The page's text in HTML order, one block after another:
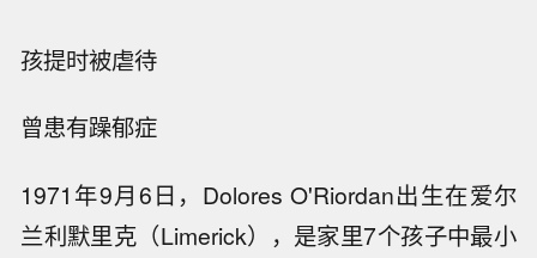
孩提时被虐待
曾患有躁郁症
1971年9月6日，Dolores O'Riordan出生在爱尔
兰利默里克（Limerick），是家里7个孩子中最小